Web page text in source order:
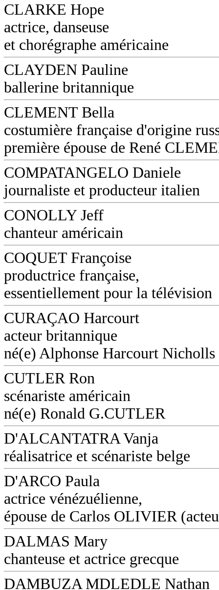
CLARKE Hope
actrice, danseuse
et chorégraphe américaine
CLAYDEN Pauline
ballerine britannique
CLEMENT Bella
costumière française d'origine
première épouse de René
COMPATANGELO Daniele
journaliste et producteur italien
CONOLLY Jeff
chanteur américain
COQUET Françoise
productrice française,
essentiellement pour la télévision
CURAÇAO Harcourt
acteur britannique
né(e) Alphonse Harcourt Nicholls
CUTLER Ron
scénariste américain
né(e) Ronald G.CUTLER
D'ALCANTATRA Vanja
réalisatrice et scénariste belge
D'ARCO Paula
actrice vénézuélienne,
épouse de Carlos OLIVIER
DALMAS Mary
chanteuse et actrice grecque
DAMBUZA MDLEDLE Nathan